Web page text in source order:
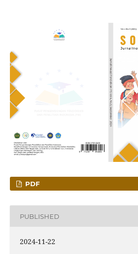
PDF
PUBLISHED
2024-11-22